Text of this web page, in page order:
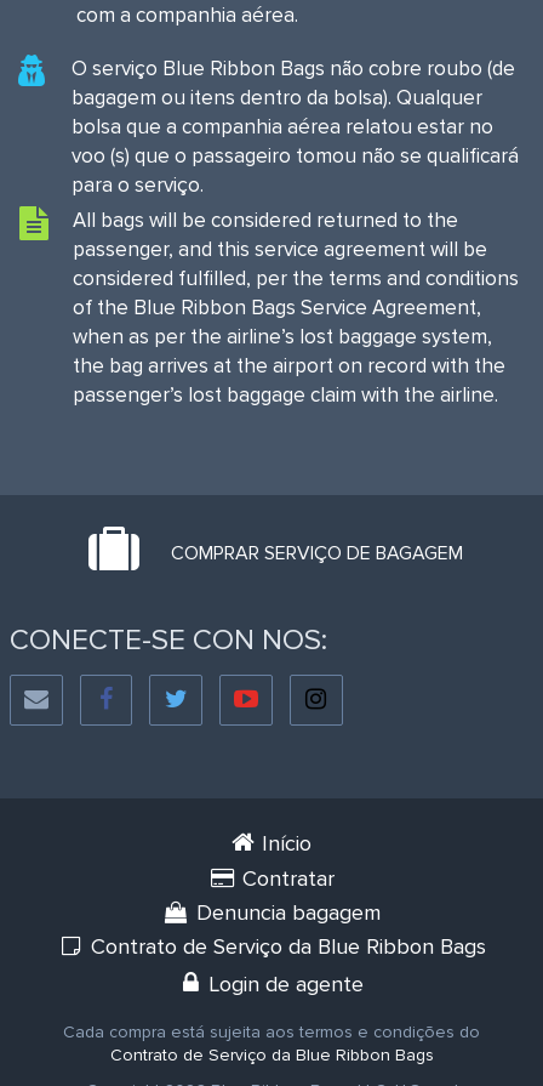
com a companhia aérea.
O serviço Blue Ribbon Bags não cobre roubo (de
bagagem ou itens dentro da bolsa). Qualquer
bolsa que a companhia aérea relatou estar no
voo (s) que o passageiro tomou não se qualificará
para o serviço.
All bags will be considered returned to the
passenger, and this service agreement will be
considered fulfilled, per the terms and conditions
of the Blue Ribbon Bags Service Agreement,
when as per the airline’s lost baggage system,
the bag arrives at the airport on record with the
passenger’s lost baggage claim with the airline.
COMPRAR SERVIÇO DE BAGAGEM
CONECTE-SE CON NOS:
Início
Contratar
Denuncia bagagem
Contrato de Serviço da Blue Ribbon Bags
Login de agente
Cada compra está sujeita aos termos e condições do
Contrato de Serviço da Blue Ribbon Bags